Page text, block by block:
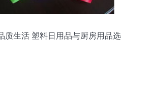
质生活 塑料日用品与厨房用品选